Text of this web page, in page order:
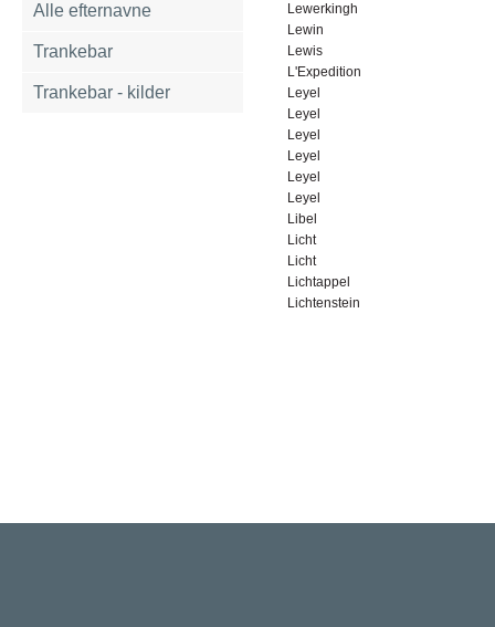
Alle efternavne
Trankebar
Trankebar - kilder
Lewerkingh
Lewin
Lewis
L'Expedition
Leyel
Leyel
Leyel
Leyel
Leyel
Leyel
Libel
Licht
Licht
Lichtappel
Lichtenstein